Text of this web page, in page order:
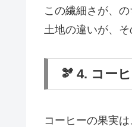
この繊細さが、
土地の違いが、
🫘 4. コー
コーヒーの果実